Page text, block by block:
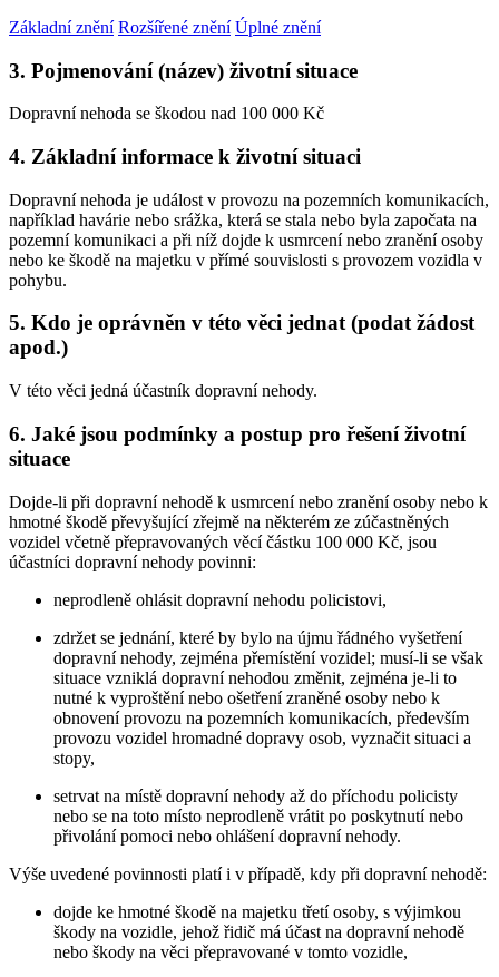
Základní znění Rozšířené znění Úplné znění
3. Pojmenování (název) životní situace
Dopravní nehoda se škodou nad 100 000 Kč
4. Základní informace k životní situaci
Dopravní nehoda je událost v provozu na pozemních komunikacích,
například havárie nebo srážka, která se stala nebo byla započata na
pozemní komunikaci a při níž dojde k usmrcení nebo zranění osoby
nebo ke škodě na majetku v přímé souvislosti s provozem vozidla v
pohybu.
5. Kdo je oprávněn v této věci jednat (podat žádost
apod.)
V této věci jedná účastník dopravní nehody.
6. Jaké jsou podmínky a postup pro řešení životní
situace
Dojde-li při dopravní nehodě k usmrcení nebo zranění osoby nebo k
hmotné škodě převyšující zřejmě na některém ze zúčastněných
vozidel včetně přepravovaných věcí částku 100 000 Kč, jsou
účastníci dopravní nehody povinni:
neprodleně ohlásit dopravní nehodu policistovi,
zdržet se jednání, které by bylo na újmu řádného vyšetření
dopravní nehody, zejména přemístění vozidel; musí-li se však
situace vzniklá dopravní nehodou změnit, zejména je-li to
nutné k vyproštění nebo ošetření zraněné osoby nebo k
obnovení provozu na pozemních komunikacích, především
provozu vozidel hromadné dopravy osob, vyznačit situaci a
stopy,
setrvat na místě dopravní nehody až do příchodu policisty
nebo se na toto místo neprodleně vrátit po poskytnutí nebo
přivolání pomoci nebo ohlášení dopravní nehody.
Výše uvedené povinnosti platí i v případě, kdy při dopravní nehodě:
dojde ke hmotné škodě na majetku třetí osoby, s výjimkou
škody na vozidle, jehož řidič má účast na dopravní nehodě
nebo škody na věci přepravované v tomto vozidle,